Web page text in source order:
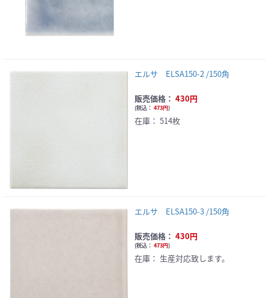
エルサ ELSA150-2 /150角
販売価格： 430円
(税込： 473円)
在庫： 514枚
エルサ ELSA150-3 /150角
販売価格： 430円
(税込： 473円)
在庫： 生産対応致します。